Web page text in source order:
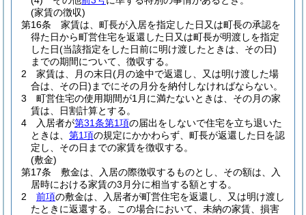
(家賃の徴収)
第16条
家賃は、町長が入居を指定した日又は町長の承認を
得た日から町営住宅を返還した日又は町長が明渡しを指定
した日(当該指定をした日前に明け渡したときは、その日)
までの期間について、徴収する。
2
家賃は、月の末日(月の途中で返還し、又は明け渡した場
合は、その日) までにその月分を納付しなければならない。
3
町営住宅の使用期間が1月に満たないときは、その月の家
賃は、日割計算とする。
4
入居者が第31条第1項の届出をしないで住宅を立ち退いた
ときは、 第1項の規定にかかわらず、町長が返還した日を認
定し、その日までの家賃を徴収する。
(敷金)
第17条
敷金は、入居の際徴収するものとし、その額は、入
居時における家賃の3月分に相当する額とする。
2
前項の敷金は、入居者が町営住宅を返還し、又は明け渡し
たときに返還する。
この場合において、未納の家賃、損害